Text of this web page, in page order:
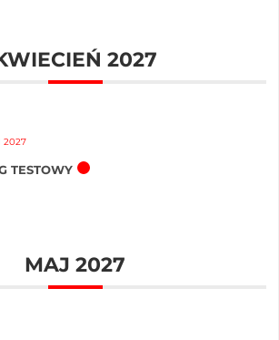
2027
2027
TESTOWY
MAJ 2027